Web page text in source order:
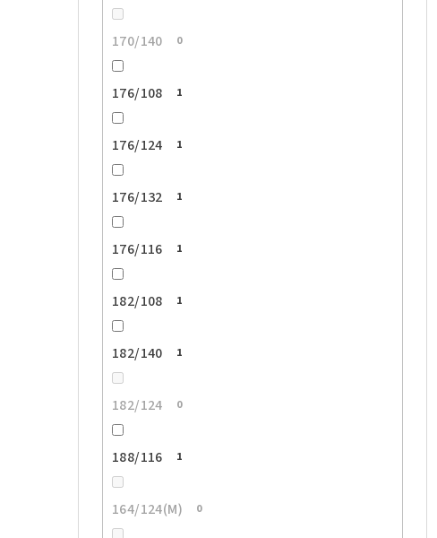
170/140 0
176/108 1
176/124 1
176/132 1
176/116 1
182/108 1
182/140 1
182/124 0
188/116 1
164/124(M) 0